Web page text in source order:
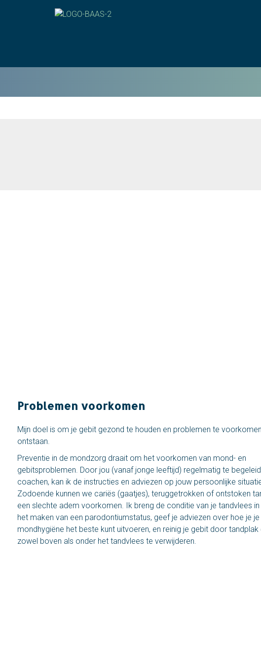
Problemen voorkomen
Mijn doel is om je gebit gezond te houden en problemen te
ontstaan.
Preventie in de mondzorg draait om het voorkomen van mond- en
gebitsproblemen. Door jou (vanaf jonge leeftijd) regelmatig te
coachen, kan ik de instructies en adviezen op jouw persoonlijke
Zodoende kunnen we cariës (gaatjes), teruggetrokken of ontstoken
een slechte adem voorkomen. Ik breng de conditie van je tandvlees
het maken van een parodontiumstatus, geef je adviezen over hoe je je
mondhygiëne het beste kunt uitvoeren, en reinig je gebit door tandplak
zowel boven als onder het tandvlees te verwijderen.